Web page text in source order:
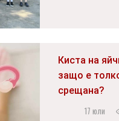
Киста на
защо е
срещана?
17 юли